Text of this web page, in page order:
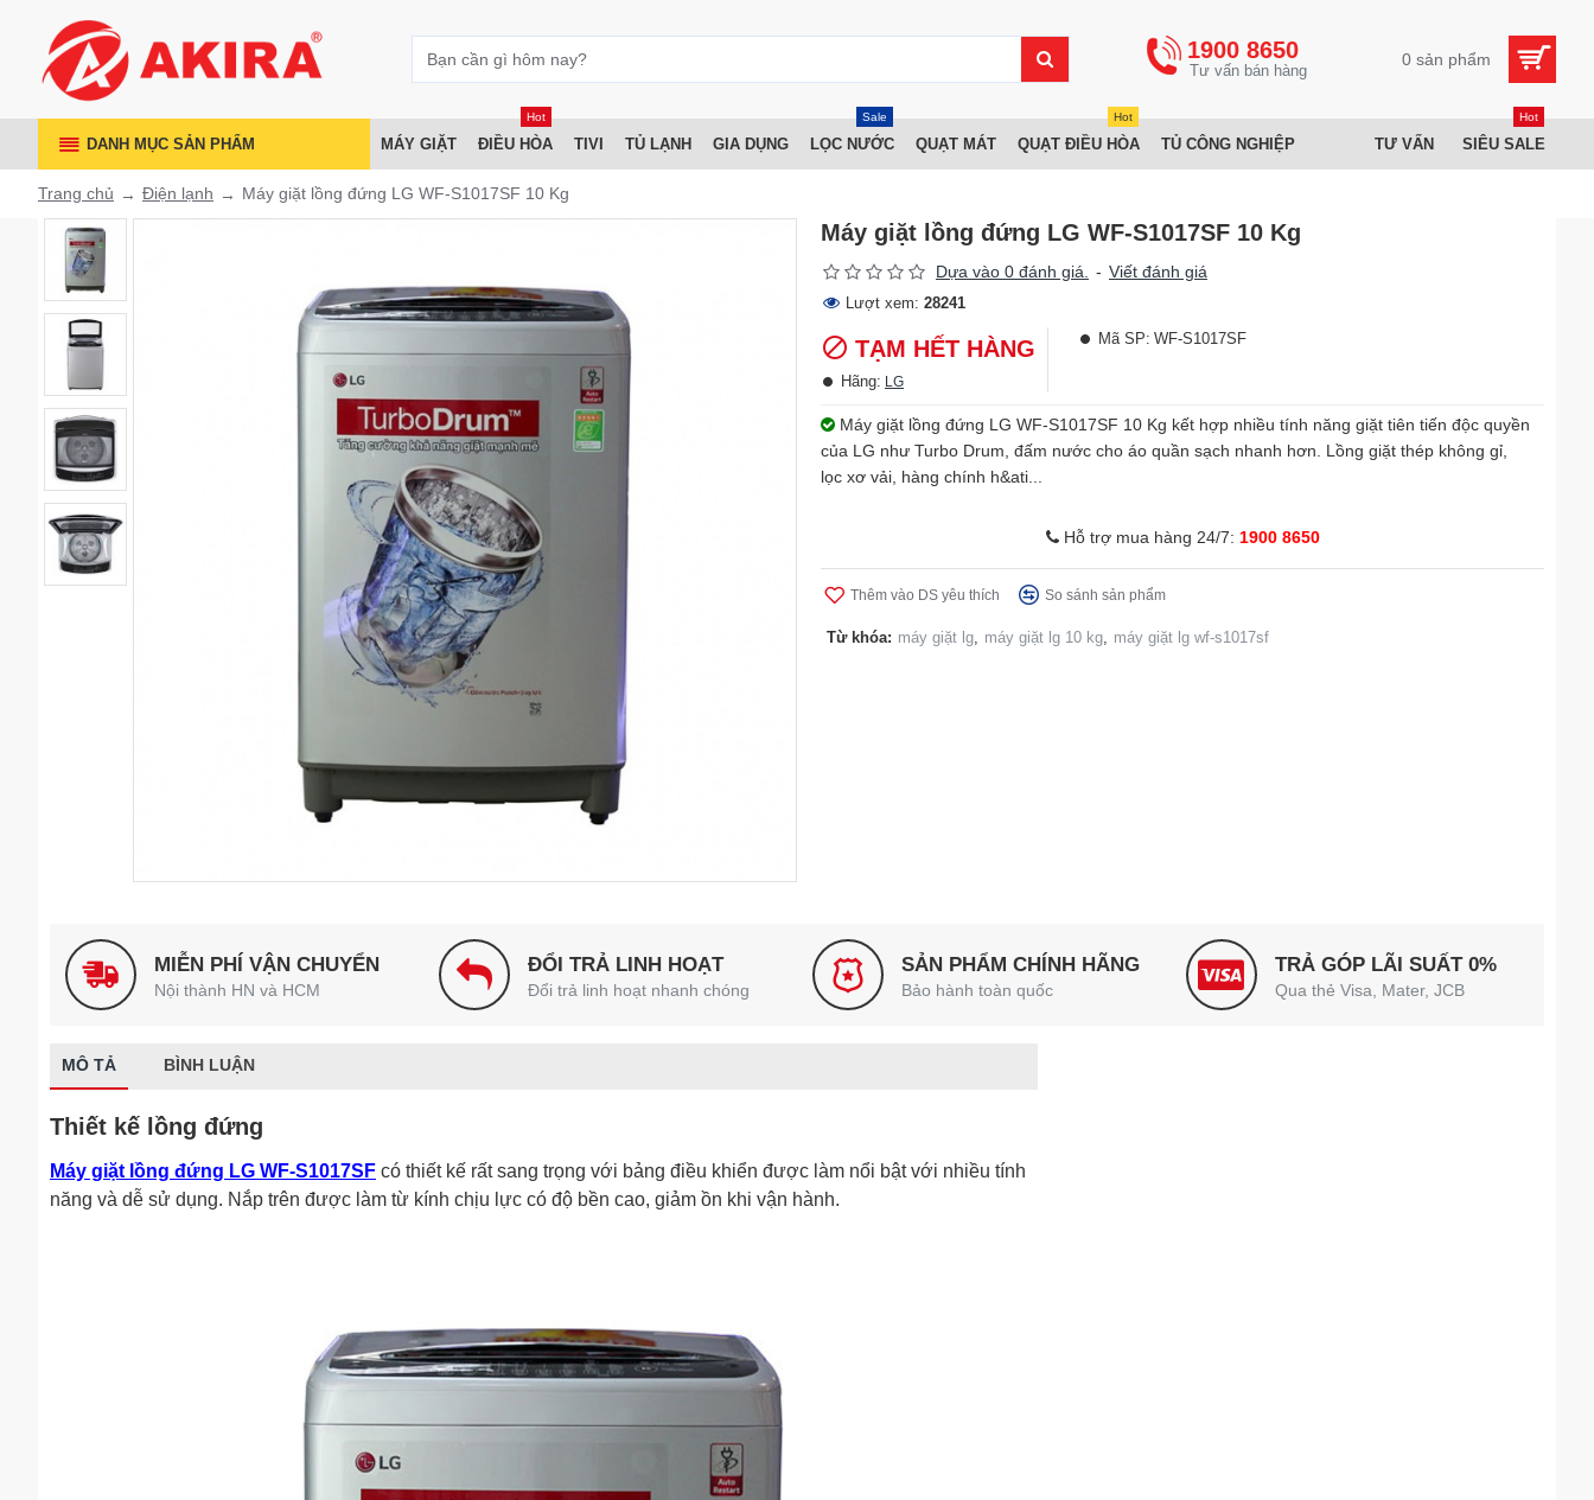
1900 8650 0 sản phẩm
DANH MỤC SẢN PHẨM MÁY GIẶT ĐIỀU HÒA
Hot
TIVI TỦ LẠNH GIA DỤNG LỌC NƯỚC
Sale
QUẠT MÁT QUẠT ĐIỀU HÒA
Hot
TỦ CÔNG NGHIỆP TƯ VẤN SIÊU SALE
Hot
Trang chủ Điện lạnh Máy giặt lồng đứng LG WF-S1017SF 10 Kg
Máy giặt lồng đứng LG WF-S1017SF 10 Kg
Dựa vào 0 đánh giá. - Viết đánh giá
Lượt xem: 28241
TẠM HẾT HÀNG
Hãng: LG
Mã SP: WF-S1017SF
Máy giặt lồng đứng LG WF-S1017SF 10 Kg kết hợp nhiều tính năng giặt tiên tiến độc quyền
của LG như Turbo Drum, đấm nước cho áo quần sạch nhanh hơn. Lồng giặt thép không gỉ,
lọc xơ vải, hàng chính h&ati...
Hỗ trợ mua hàng 24/7: 1900 8650
Thêm vào DS yêu thích So sánh sản phẩm
Từ khóa: máy giặt lg, máy giặt lg 10 kg, máy giặt lg wf-s1017sf
MIỄN PHÍ VẬN CHUYỂN
Nội thành HN và HCM
ĐỔI TRẢ LINH HOẠT
Đổi trả linh hoạt nhanh chóng
SẢN PHẨM CHÍNH HÃNG
Bảo hành toàn quốc
TRẢ GÓP LÃI SUẤT 0%
Qua thẻ Visa, Mater, JCB
MÔ TẢ BÌNH LUẬN
Thiết kế lồng đứng
Máy giặt lồng đứng LG WF-S1017SF có thiết kế rất sang trọng với bảng điều khiển được làm nổi bật với nhiều tính
năng và dễ sử dụng. Nắp trên được làm từ kính chịu lực có độ bền cao, giảm ồn khi vận hành.